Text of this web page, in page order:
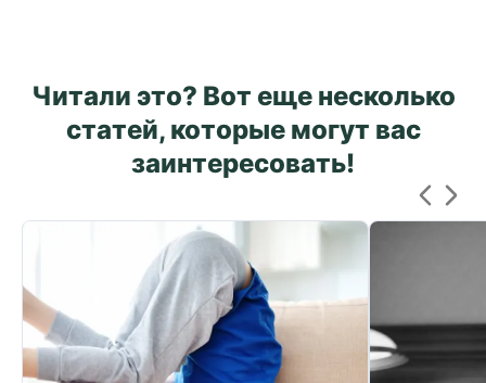
Читали это? Вот еще несколько
статей, которые могут вас
заинтересовать!